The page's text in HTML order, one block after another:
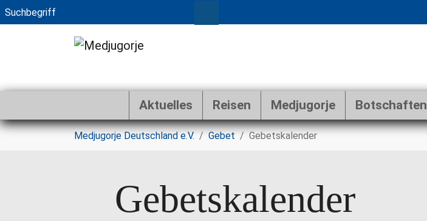
Zum Hauptinhalt springen
Aktuelles Reisen Medjugorje Botschaften
Sie sind hier:
Medjugorje Deutschland e.V. Gebet Gebetskalender
Gebetskalender